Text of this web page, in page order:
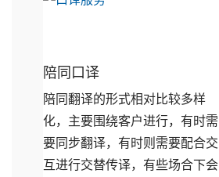
陪同口译
陪同翻译的形式相对比较多样
化，主要围绕客户进行，有时需
要同步翻译，有时则需要配合交
互进行交替传译，有些场合下会